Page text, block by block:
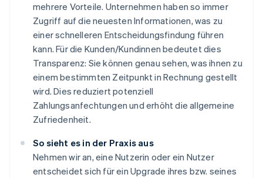
mehrere Vorteile. Unternehmen haben so immer
Zugriff auf die neuesten Informationen, was zu
einer schnelleren Entscheidungsfindung führen
kann. Für die Kunden/Kundinnen bedeutet dies
Transparenz: Sie können genau sehen, was ihnen zu
einem bestimmten Zeitpunkt in Rechnung gestellt
wird. Dies reduziert potenziell
Zahlungsanfechtungen und erhöht die allgemeine
Zufriedenheit.
So sieht es in der Praxis aus
Nehmen wir an, eine Nutzerin oder ein Nutzer
entscheidet sich für ein Upgrade ihres bzw. seines